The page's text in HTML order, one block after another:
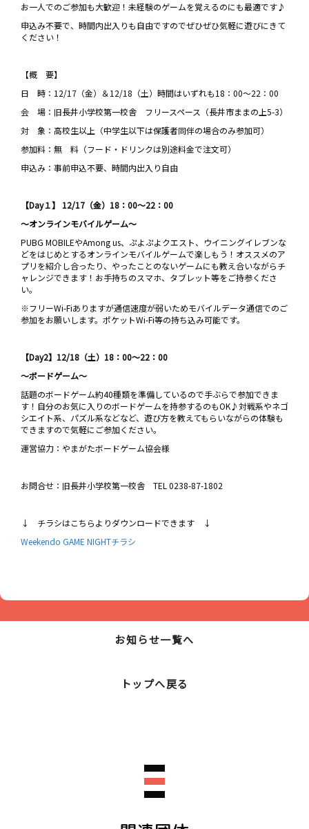
お一人でのご参加も大歓迎！未経験のゲームを覚えるのにも最適です♪
申込み不要で、時間内出入りも自由ですのでぜひぜひ気軽に遊びにきて
ください！
【概 要】
日 時：12/17（金）＆12/18（土）時間はいずれも18：00～22：00
会 場：旧長井小学校第一校舎 フリースペース（長井市ままの上5-3）
対 象：高校生以上（中学生以下は保護者同伴の場合のみ参加可）
参加料：無 料（フード・ドリンクは別途料金で注文可）
申込み：事前申込不要、時間内出入り自由
【Day１】 12/17（金）18：00～22：00
～オンラインモバイルゲーム～
PUBG MOBILEやAmong us、ぷよぷよクエスト、ウイニングイレブンな
どをはじめとするオンラインモバイルゲームで楽しもう！オススメのア
プリを紹介し合ったり、やったことのないゲームにも教え合いながらチ
ャレンジできます！お手持ちのスマホ、タブレット等をご持参くださ
い。
※フリーWi-Fiありますが通信速度が弱いためモバイルデータ通信でのご
参加をお願いします。ポケットWi-Fi等の持ち込み可能です。
【Day2】12/18（土）18：00～22：00
～ボードゲーム～
話題のボードゲーム約40種類を準備しているので手ぶらで参加できま
す！自分のお気に入りのボードゲームを持参するのもOK♪対戦系やネゴ
シエイト系、パズル系などなど、遊び方を教えてもらいながらの体験も
できますので気軽にご参加ください。
運営協力：やまがたボードゲーム協会様
お問合せ：旧長井小学校第一校舎 TEL 0238-87-1802
↓ チラシはこちらよりダウンロードできます ↓
Weekendo GAME NIGHTチラシ
お知らせ一覧へ
トップへ戻る